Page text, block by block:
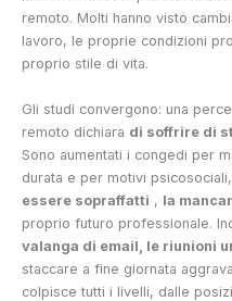
remoto. Molti hanno visto
lavoro, le proprie condizioni
proprio stile di vita.
Gli studi convergono: una
remoto dichiara di soffrire di
Sono aumentati i congedi per
durata e per motivi
essere sopraffatti , la
proprio futuro professionale.
valanga di email, le riunioni
staccare a fine giornata
colpisce tutti i livelli, dalle